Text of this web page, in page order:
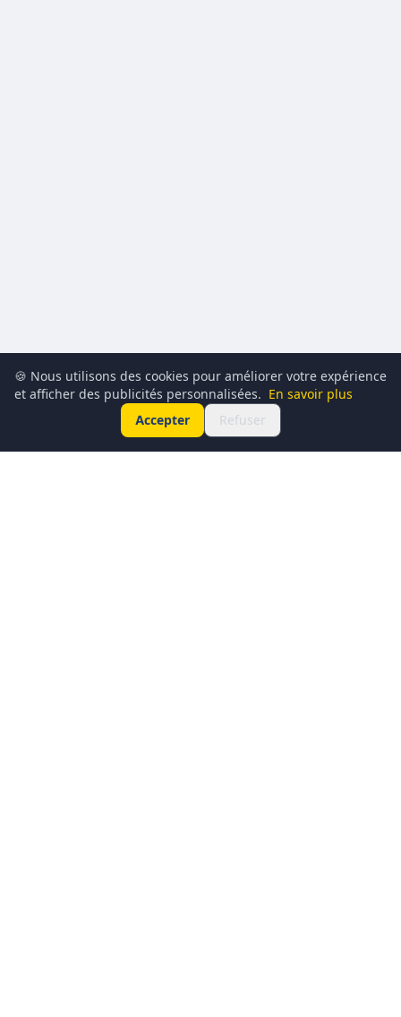
🍪 Nous utilisons des cookies pour améliorer votre expérience
et afficher des publicités personnalisées. En savoir plus
Accepter
Refuser